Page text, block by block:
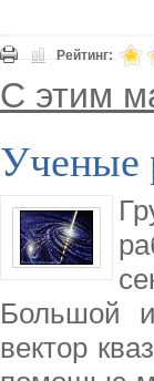
Рейтинг:
С этим
Ученые
Большой
вектор